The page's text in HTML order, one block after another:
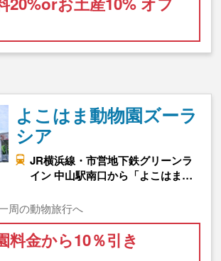
よこはま動物園ズーラ
シア
JR横浜線・市営地下鉄グリーンラ
イン 中山駅南口から「よこはま…
周の動物旅行へ
料金から10％引き